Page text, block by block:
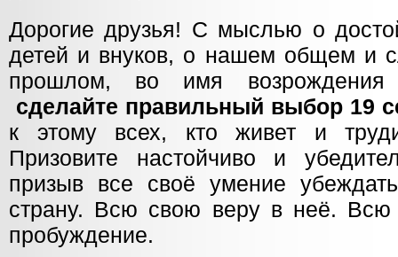
Дорогие друзья! С мыслью о
детей и внуков, о нашем общем и
прошлом, во имя
сделайте правильный выбор 19
к этому всех, кто живет и
Призовите настойчиво и
призыв все своё умение
страну. Всю свою веру в неё.
пробуждение.